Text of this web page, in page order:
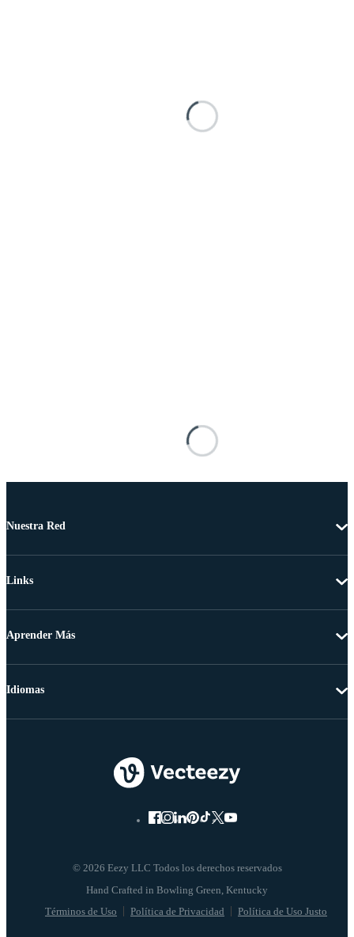
Nuestra Red
Links
Aprender Más
© 2026 Eezy LLC Todos los derechos reservados
Términos de Uso Política de Privacidad Política de Uso Justo
Idiomas